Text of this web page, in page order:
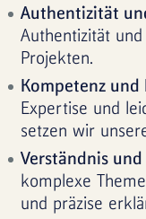
Authentizität
Authentizität
Projekten.
Kompetenz und
Expertise und
setzen wir
Verständnis
komplexe
und präzise